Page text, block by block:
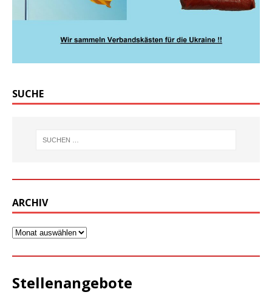
SUCHE
ARCHIV
Stellenangebote